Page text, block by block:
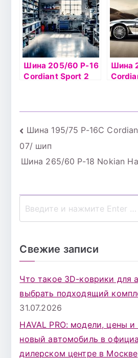
Шина 205/60 Р-16
Cordiant Sport 2
Шина
Навигация
по
Шина 195/75 Р-16С
07/ шип
Шина 265/60 Р-18 Nokian
Свежие записи
Что такое 3D-коврики для
выбрать подходящий
31.07.2026
HAVAL PRO: модели, цены и
новый автомобиль в
дилерском центре в Москве